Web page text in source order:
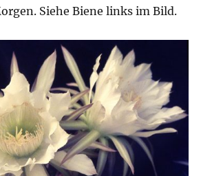
Siehe Biene links im Bild.